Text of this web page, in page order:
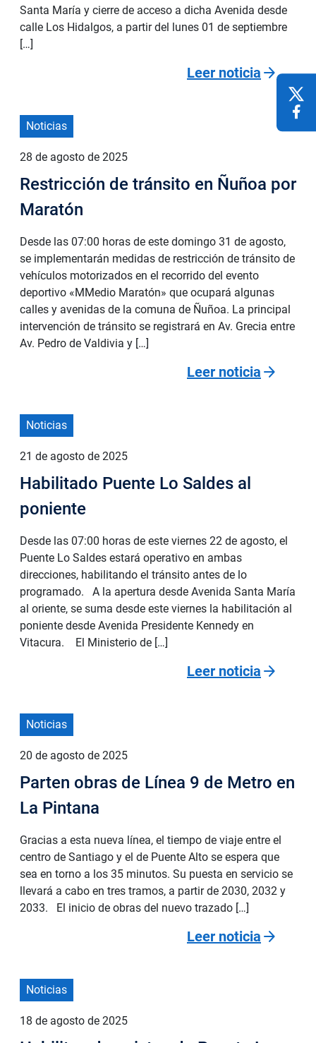
Santa María y cierre de acceso a dicha Avenida desde
calle Los Hidalgos, a partir del lunes 01 de septiembre
[…]
Leer noticia arrow_forward
Noticias
28 de agosto de 2025
Restricción de tránsito en Ñuñoa por
Maratón
Desde las 07:00 horas de este domingo 31 de agosto,
se implementarán medidas de restricción de tránsito de
vehículos motorizados en el recorrido del evento
deportivo «MMedio Maratón» que ocupará algunas
calles y avenidas de la comuna de Ñuñoa. La principal
intervención de tránsito se registrará en Av. Grecia entre
Av. Pedro de Valdivia y […]
Leer noticia arrow_forward
Noticias
21 de agosto de 2025
Habilitado Puente Lo Saldes al
poniente
Desde las 07:00 horas de este viernes 22 de agosto, el
Puente Lo Saldes estará operativo en ambas
direcciones, habilitando el tránsito antes de lo
programado. A la apertura desde Avenida Santa María
al oriente, se suma desde este viernes la habilitación al
poniente desde Avenida Presidente Kennedy en
Vitacura. El Ministerio de […]
Leer noticia arrow_forward
Noticias
20 de agosto de 2025
Parten obras de Línea 9 de Metro en
La Pintana
Gracias a esta nueva línea, el tiempo de viaje entre el
centro de Santiago y el de Puente Alto se espera que
sea en torno a los 35 minutos. Su puesta en servicio se
llevará a cabo en tres tramos, a partir de 2030, 2032 y
2033. El inicio de obras del nuevo trazado […]
Leer noticia arrow_forward
Noticias
18 de agosto de 2025